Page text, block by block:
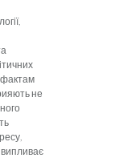
фактам
не
випливає